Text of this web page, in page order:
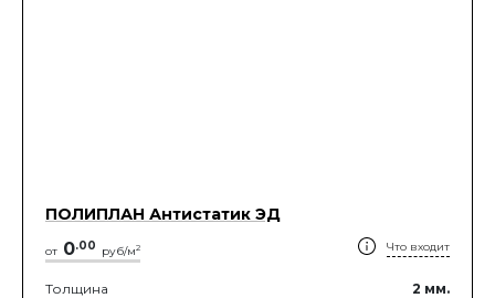
ПОЛИПЛАН Антистатик ЭД
от 0.00 руб/м2 Что входит
Толщина 2 мм.